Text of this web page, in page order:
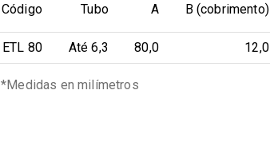
Código Tubo A B (cobrimento)
ETL 80 Até 6,3 80,0 12,0
*Medidas en milímetros